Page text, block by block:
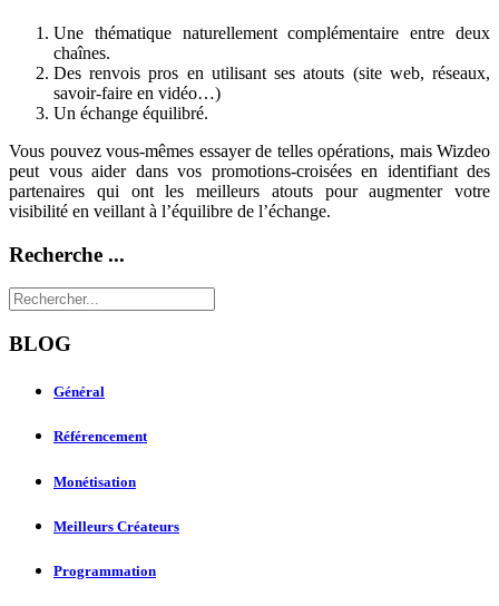
Une thématique naturellement complémentaire entre deux
chaînes.
Des renvois pros en utilisant ses atouts (site web, réseaux,
savoir-faire en vidéo…)
Un échange équilibré.
Vous pouvez vous-mêmes essayer de telles opérations, mais Wizdeo
peut vous aider dans vos promotions-croisées en identifiant des
partenaires qui ont les meilleurs atouts pour augmenter votre
visibilité en veillant à l’équilibre de l’échange.
Recherche ...
BLOG
Général
Référencement
Monétisation
Meilleurs Créateurs
Programmation